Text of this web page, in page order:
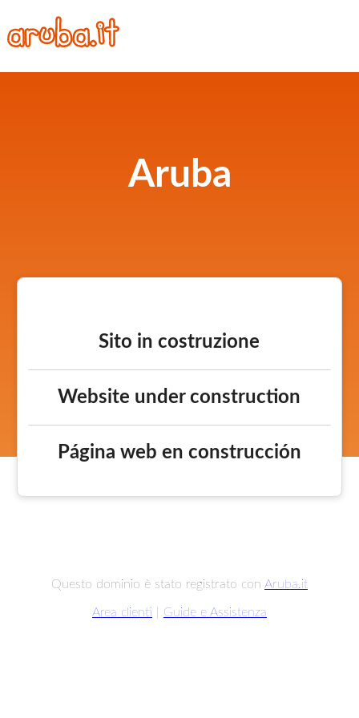
Aruba
Sito in costruzione
Website under construction
Página web en construcción
Questo dominio è stato registrato con Aruba.it
Area clienti Guide e Assistenza